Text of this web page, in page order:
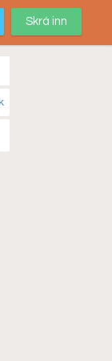
Skrá inn